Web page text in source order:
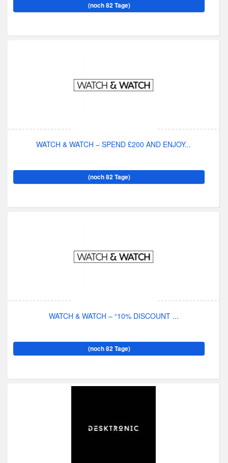
(noch 82 Tage)
WATCH & WATCH – SPEND £200 AND ENJOY...
(noch 82 Tage)
WATCH & WATCH – “10% DISCOUNT ...
(noch 82 Tage)